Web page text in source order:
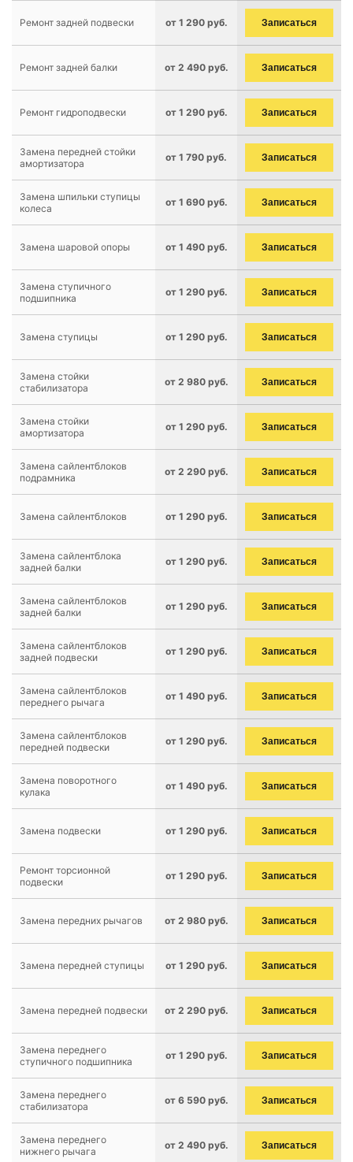
Ремонт задней подвески от 1 290 руб. Записаться
Ремонт задней балки от 2 490 руб. Записаться
Ремонт гидроподвески от 1 290 руб. Записаться
Замена передней стойки
амортизатора
от 1 790 руб. Записаться
Замена шпильки ступицы
колеса
от 1 690 руб. Записаться
Замена шаровой опоры от 1 490 руб. Записаться
Замена ступичного
подшипника
от 1 290 руб. Записаться
Замена ступицы от 1 290 руб. Записаться
Замена стойки
стабилизатора
от 2 980 руб. Записаться
Замена стойки
амортизатора
от 1 290 руб. Записаться
Замена сайлентблоков
подрамника
от 2 290 руб. Записаться
Замена сайлентблоков от 1 290 руб. Записаться
Замена сайлентблока
задней балки
от 1 290 руб. Записаться
Замена сайлентблоков
задней балки
от 1 290 руб. Записаться
Замена сайлентблоков
задней подвески
от 1 290 руб. Записаться
Замена сайлентблоков
переднего рычага
от 1 490 руб. Записаться
Замена сайлентблоков
передней подвески
от 1 290 руб. Записаться
Замена поворотного
кулака
от 1 490 руб. Записаться
Замена подвески от 1 290 руб. Записаться
Ремонт торсионной
подвески
от 1 290 руб. Записаться
Замена передних рычагов от 2 980 руб. Записаться
Замена передней ступицы от 1 290 руб. Записаться
Замена передней подвески от 2 290 руб. Записаться
Замена переднего
ступичного подшипника
от 1 290 руб. Записаться
Замена переднего
стабилизатора
от 6 590 руб. Записаться
Замена переднего
нижнего рычага
от 2 490 руб. Записаться